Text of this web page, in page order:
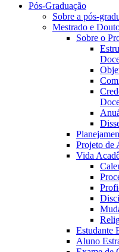
Pós-Graduação
Sobre a pós-
Mestrado e
Sobre o
Projeto de
Vida
Estudante
Aluno